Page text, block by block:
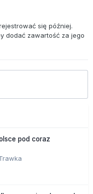
się później.
dodać zawartość za jego
pod coraz